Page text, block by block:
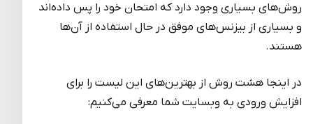
روش‌های بسیاری وجود دارد که امتحان خود را پس داده‌اند
و بسیاری از بیزنس‌های موفق در حال استفاده از آن‌ها
هستند.
در اینجا هشت روش از بهترین‌های این لیست را برای
افزایش ورودی به وبسایت شما معرفی می‌کنیم: